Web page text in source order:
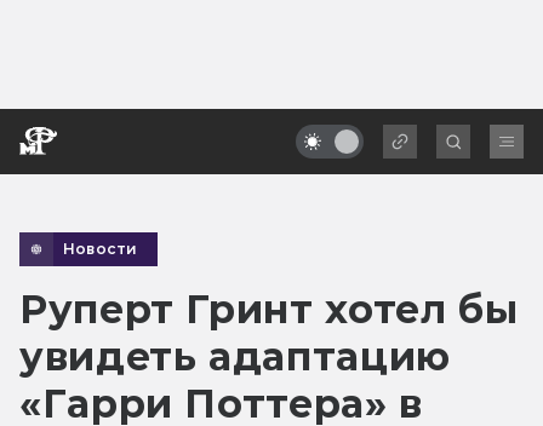
Новости
Руперт Гринт хотел бы
увидеть адаптацию
«Гарри Поттера» в